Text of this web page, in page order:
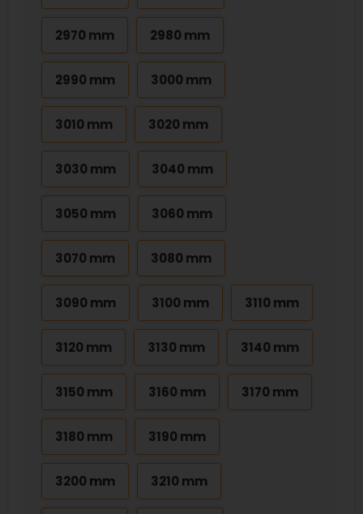
2970 mm 2980 mm
2990 mm 3000 mm
3010 mm 3020 mm
3030 mm 3040 mm
3050 mm 3060 mm
3070 mm 3080 mm
3090 mm 3100 mm 3110 mm
3120 mm 3130 mm 3140 mm
3150 mm 3160 mm 3170 mm
3180 mm 3190 mm
3200 mm 3210 mm